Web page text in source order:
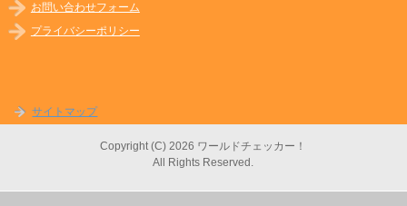
お問い合わせフォーム
プライバシーポリシー
サイトマップ
Copyright (C) 2026 ワールドチェッカー！
All Rights Reserved.